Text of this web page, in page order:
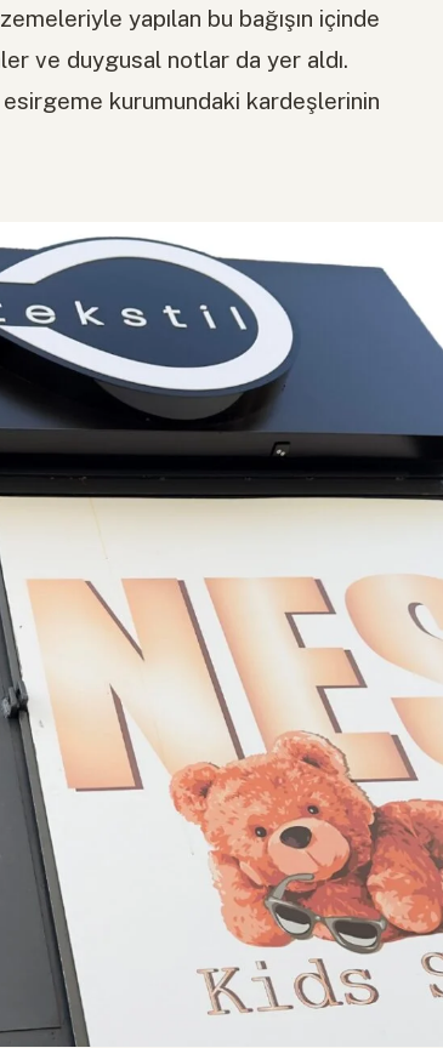
yapılan bu bağışın içinde
ve duygusal notlar da yer aldı.
esirgeme kurumundaki kardeşlerinin